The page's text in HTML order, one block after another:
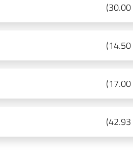
(30.00
(14.50
(17.00
(42.93